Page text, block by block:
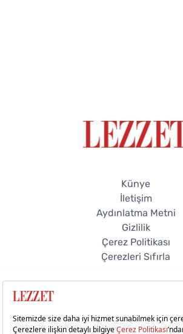
Künye
İletişim
Aydınlatma Metni
Gizlilik
Çerez Politikası
Çerezleri Sıfırla